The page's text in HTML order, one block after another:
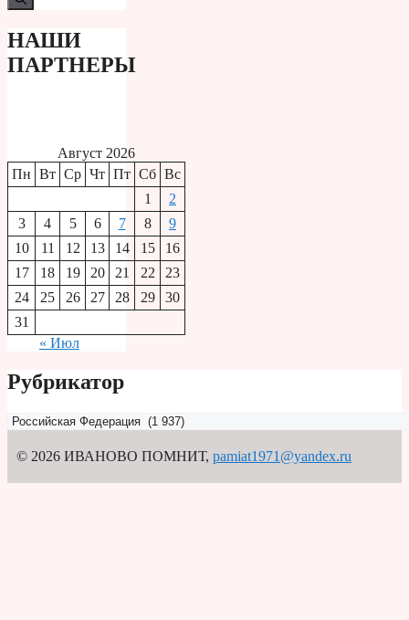
НАШИ
ПАРТНЕРЫ
Август 2026
Пн Вт Ср Чт Пт Сб Вс
1
2
3
4 5 6 7 8
9
10
11 12 13 14 15
16
17
18 19 20 21 22
23
24
25 26 27 28 29
30
31
« Июл
Рубрикатор
Рубрикатор
© 2026 ИВАНОВО ПОМНИТ, pamiat1971@yandex.ru